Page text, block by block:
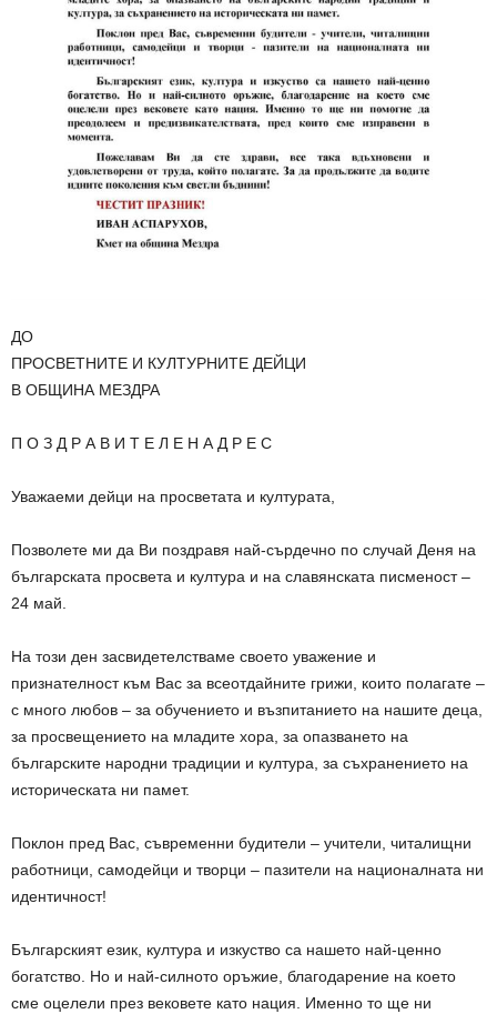
ДО
ПРОСВЕТНИТЕ И КУЛТУРНИТЕ ДЕЙЦИ
В ОБЩИНА МЕЗДРА
П О З Д Р А В И Т Е Л Е Н А Д Р Е С
Уважаеми дейци на просветата и културата,
Позволете ми да Ви поздравя най-сърдечно по случай Деня на
българската просвета и култура и на славянската писменост –
24 май.
На този ден засвидетелстваме своето уважение и
признателност към Вас за всеотдайните грижи, които полагате –
с много любов – за обучението и възпитанието на нашите деца,
за просвещението на младите хора, за опазването на
българските народни традиции и култура, за съхранението на
историческата ни памет.
Поклон пред Вас, съвременни будители – учители, читалищни
работници, самодейци и творци – пазители на националната ни
идентичност!
Българският език, култура и изкуство са нашето най-ценно
богатство. Но и най-силното оръжие, благодарение на което
сме оцелели през вековете като нация. Именно то ще ни